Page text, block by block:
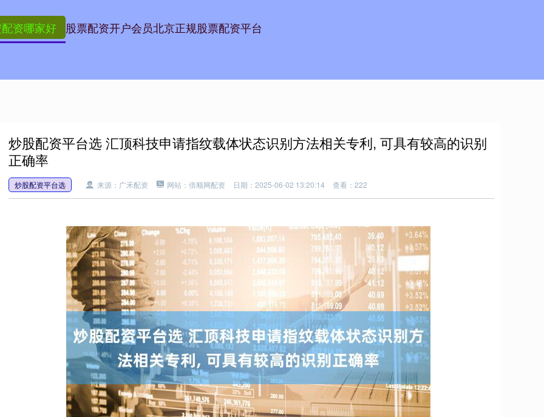
资哪家好 股票配资开户会员北京正规股票配资平台
炒股配资平台选 汇顶科技申请指纹载体状态识别方法相关专利, 可具有较高的识别
正确率
炒股配资平台选 来源：广禾配资 网站：倍顺网配资 日期：2025-06-02 13:20:14 查看：222